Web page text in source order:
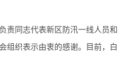
同志代表新区防汛一线人员和
组织表示由衷的感谢。目前，白